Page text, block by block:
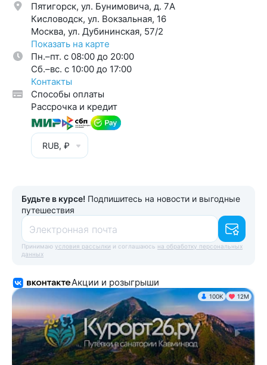
Пятигорск, ул. Бунимовича, д. 7A
Кисловодск, ул. Вокзальная, 16
Москва, ул. Дубининская, 57/2
Показать на карте
Пн.–пт. с 08:00 до 20:00
Cб.–вс. с 10:00 до 17:00
Контакты
Способы оплаты
Рассрочка и кредит
RUB, ₽
Будьте в курсе! Подпишитесь на новости и выгодные
путешествия
Электронная почта
Принимаю условия рассылки и соглашаюсь на обработку персональных
данных
Акции и розыгрыши
100K 12М